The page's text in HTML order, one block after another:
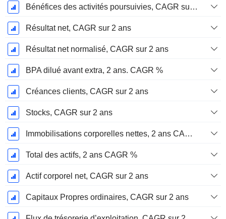
Bénéfices des activités poursuivies, CAGR sur 2 ans
Résultat net, CAGR sur 2 ans
Résultat net normalisé, CAGR sur 2 ans
BPA dilué avant extra, 2 ans. CAGR %
Créances clients, CAGR sur 2 ans
Stocks, CAGR sur 2 ans
Immobilisations corporelles nettes, 2 ans CAGR %
Total des actifs, 2 ans CAGR %
Actif corporel net, CAGR sur 2 ans
Capitaux Propres ordinaires, CAGR sur 2 ans